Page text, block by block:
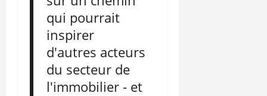
qui pourrait
inspirer
d'autres acteurs
du secteur de
l'immobilier - et